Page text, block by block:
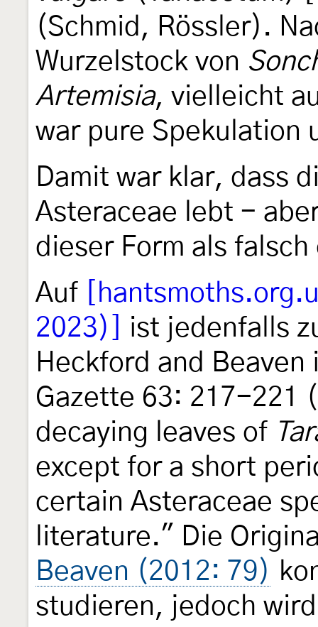
(Schmid, Rössler).
Wurzelstock von
Artemisia, vielleicht
war pure Spekulation
Damit war klar, dass
Asteraceae lebt -
dieser Form als
Auf
2023)]
ist jedenfalls
Heckford and
Gazette 63: 217-221
decaying leaves of
except for a short
certain Asteraceae
literature." Die
Beaven (2012: 79)
studieren, jedoch